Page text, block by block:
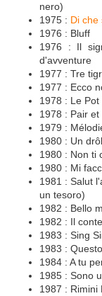
nero)
1975 : Di che
1976 : Bluff
1976 : Il
d'avventure
1977 : Tre
1977 : Ecco
1978 : Le Pot
1978 : Pair
1979 :
1980 : Un
1980 : Non ti
1980 : Mi
1981 : Salut
un tesoro)
1982 : Bello
1982 : Il
1983 : Sing
1983 :
1984 : A tu
1985 : Sono
1987 : Rimini